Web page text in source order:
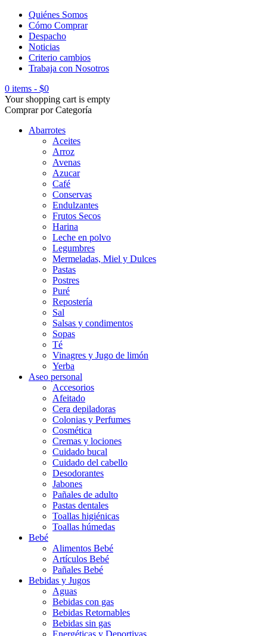
Quiénes Somos
Cómo Comprar
Despacho
Noticias
Criterio cambios
Trabaja con Nosotros
0 items - $0
Your shopping cart is empty
Comprar por Categoría
Abarrotes
Aceites
Arroz
Avenas
Azucar
Café
Conservas
Endulzantes
Frutos Secos
Harina
Leche en polvo
Legumbres
Mermeladas, Miel y Dulces
Pastas
Postres
Puré
Repostería
Sal
Salsas y condimentos
Sopas
Té
Vinagres y Jugo de limón
Yerba
Aseo personal
Accesorios
Afeitado
Cera depiladoras
Colonias y Perfumes
Cosmética
Cremas y lociones
Cuidado bucal
Cuidado del cabello
Desodorantes
Jabones
Pañales de adulto
Pastas dentales
Toallas higiénicas
Toallas húmedas
Bebé
Alimentos Bebé
Artículos Bebé
Pañales Bebé
Bebidas y Jugos
Aguas
Bebidas con gas
Bebidas Retornables
Bebidas sin gas
Energéticas y Deportivas